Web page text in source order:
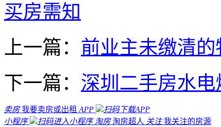
买房需知
上一篇： 前业主未缴清
下一篇： 深圳二手房水
卖房 我要卖房或出租 APP
扫码下载APP
小程序
扫码进入小程序 淘房 淘房超人 关注 我关注的房源